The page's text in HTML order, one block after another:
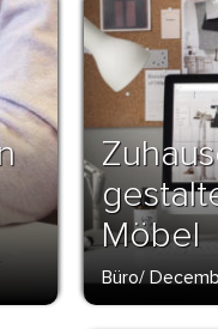
Möbel
Büro/